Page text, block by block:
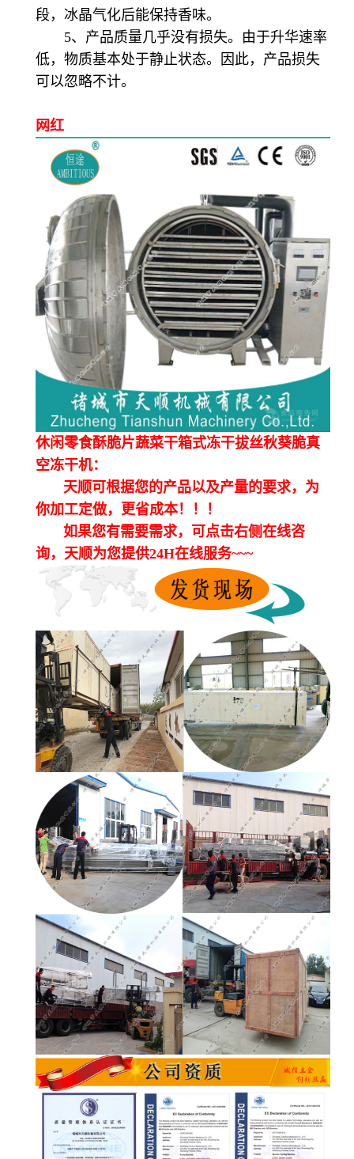
段，冰晶气化后能保持香味。
5、产品质量几乎没有损失。由于升华速率
低，物质基本处于静止状态。因此，产品损失
可以忽略不计。
网红
休闲零食酥脆片蔬菜干箱式冻干拔丝秋葵脆真
空冻干机：
天顺可根据您的产品以及产量的要求，为
你加工定做，更省成本！！！
如果您有需要需求，可点击右侧在线咨
询，天顺为您提供24H在线服务~~~